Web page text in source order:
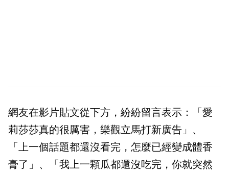
網友在影片貼文從下方，紛紛留言表示：「愛
莉莎莎真的很厲害，樂觀立馬打新廣告」、
「上一個話題都還沒看完，怎麼已經變成體香
膏了」、「我上一顆瓜都還沒吃完，你就突然